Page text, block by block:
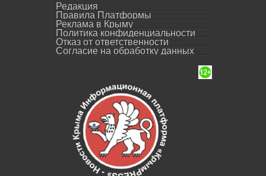
Редакция
Правила Платформы
Реклама в Крыму
Политика конфиденциальности
Отказ от ответственности
Согласие на обработку данных